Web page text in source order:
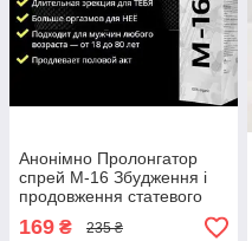
Анонімно Пролонгатор
спрей М-16 Збудження і
продовження статевого
акту (Продовження сексу)
169 ₴ 235 ₴